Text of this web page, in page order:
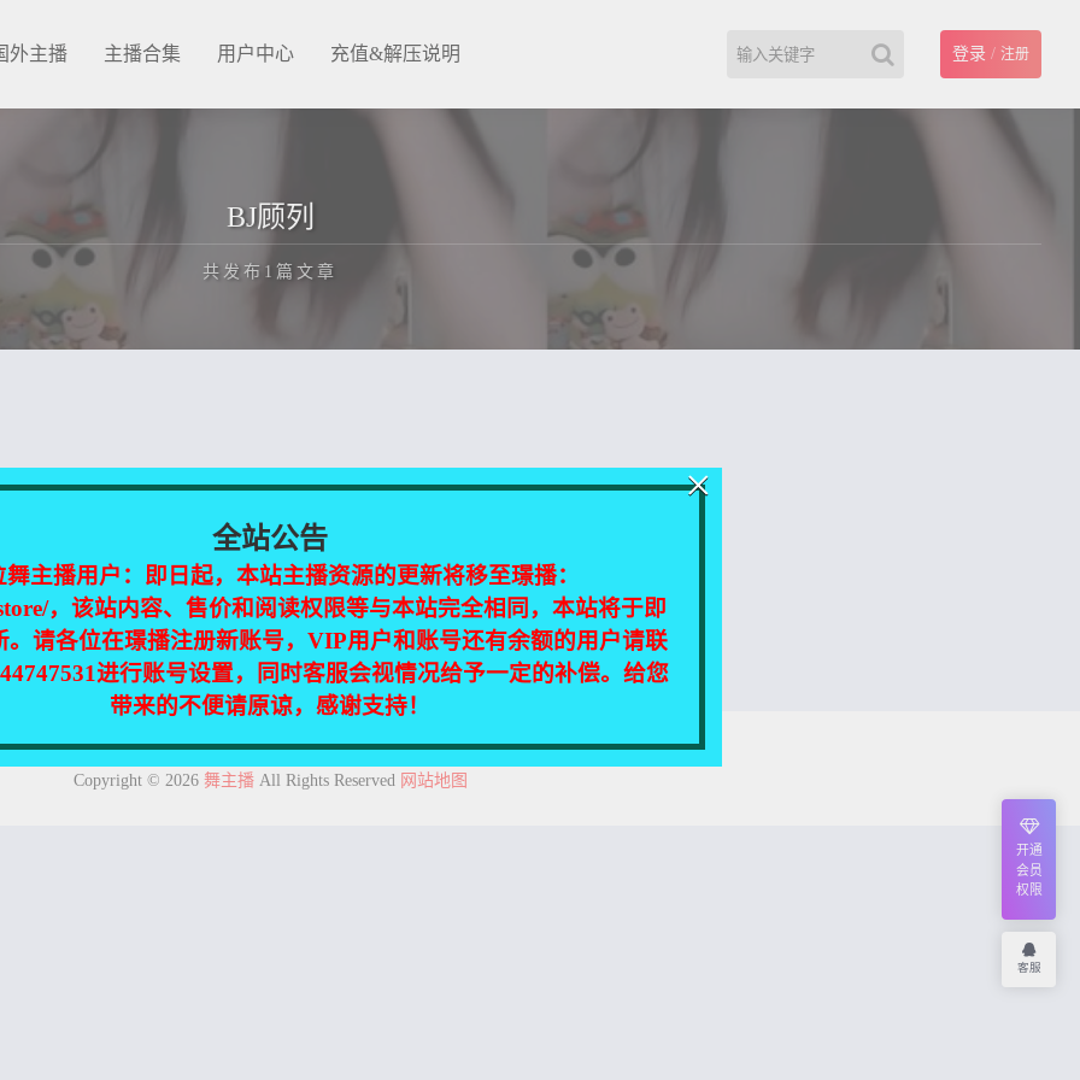
外主播 主播合集 用户中心 充值&解压说明 登录 / 注册
BJ顾列
共发布1篇文章
自互联网，仅供个人欣赏交流，如不慎侵犯了您的权益，请联系我们，我们将尽快处理！
Copyright © 2026 舞主播All Rights Reserved 网站地图
全站公告
舞主播用户：即日起，本站主播资源的更新将移至璟播：
，该站内容、售价和阅读权限等与本站完全相同，本站将于即
。请各位在璟播注册新账号，VIP用户和账号还有余额的用户请联
进行账号设置，同时客服会视情况给予一定的补偿。给您
带来的不便请原谅，感谢支持！
×
开通
会员
权限
客服